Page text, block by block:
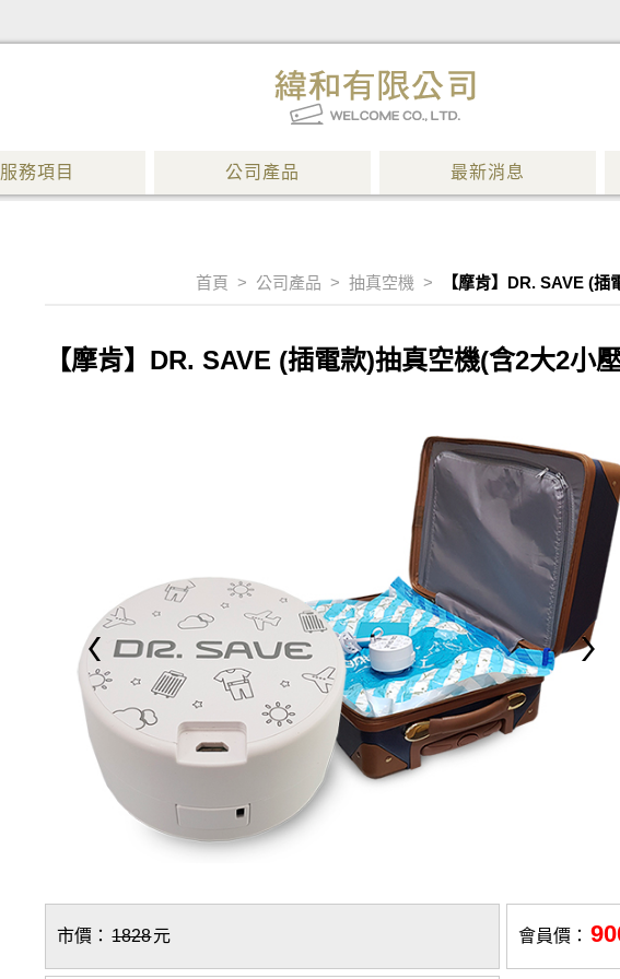
服務項目 公司產品 最新消息
首頁 > 公司產品 > 抽真空機 > 【摩肯】DR. SAVE (
【摩肯】DR. SAVE (插電款)抽真空機(含2大2小
市價： 1828元 會員價：